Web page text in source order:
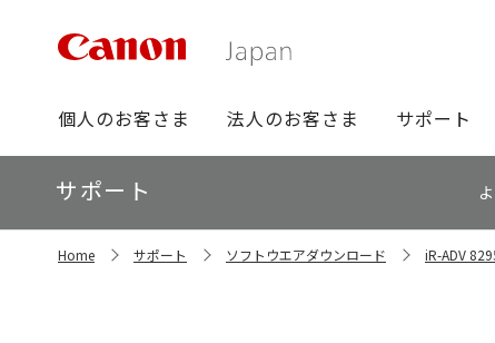
グ
ロ
ー
バ
ビ
個人のお客さま 法人のお客さま サポート
ロ
ー
カ
ル
サポート
Home サポート ソフトウエアダウンロード iR-ADV